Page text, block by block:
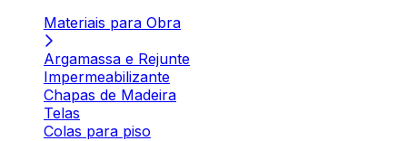
Materiais para Obra
Argamassa e Rejunte
Impermeabilizante
Chapas de Madeira
Telas
Colas para piso